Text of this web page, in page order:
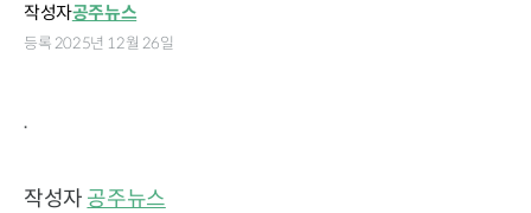
작성자공주뉴스
등록 2025년 12월 26일
.
작성자 공주뉴스